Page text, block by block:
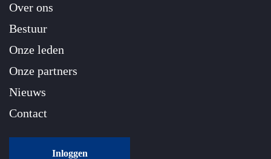
Over ons
Bestuur
Onze leden
Onze partners
Nieuws
Contact
Inloggen